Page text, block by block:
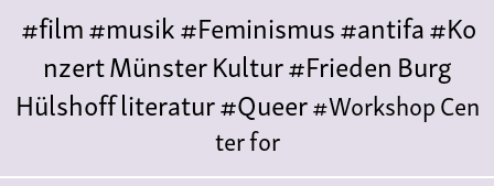
#film#musik#Feminismus#antifa#Ko
nzertMünsterKultur#FriedenBurg
Hülshoffliteratur#Queer#WorkshopCen
ter for
LiteraturePolyamoriePolytreff#liveKonzert